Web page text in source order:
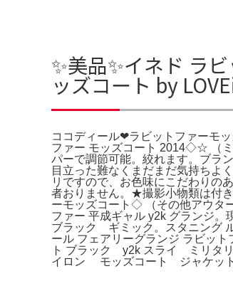
✨美品✨イネド ラ
ッズコート by
ココディール❤︎ラビットファーモ
ファー モッズコート 2014◇☆ （ミ
パーで調節可能。絞れます。ブラ
目立った難なくまだまだ気持ちよ
リですので、お色味にこだわり
者おりません。★撮影小物類は付
ーモッズコート◇ （その他アウ
ファー 平成ギャル y2k グランジ
ブラック ギミック。スタニング
ール フェアリーグランジ ラビッ
ト ブラック y2k スライ ミリタ
イロン モッズコート ジャケッ